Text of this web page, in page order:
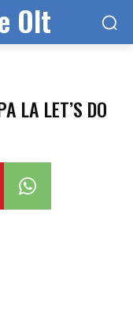
Olt
LA LET’S DO